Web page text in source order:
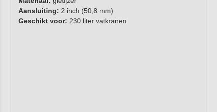
Aansluiting: 2 inch (50,8 mm)
Geschikt voor: 230 liter vatkranen